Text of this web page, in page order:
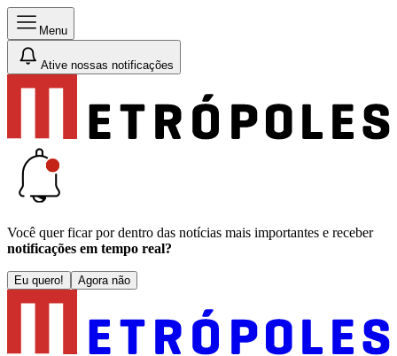
Menu
Ative nossas notificações
Você quer ficar por dentro das notícias mais importantes e receber
notificações em tempo real?
Eu quero! Agora não